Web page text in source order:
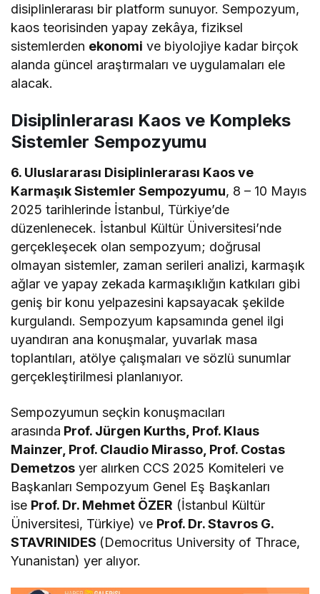
disiplinlerarası bir platform sunuyor. Sempozyum,
kaos teorisinden yapay zekâya, fiziksel
sistemlerden ekonomi ve biyolojiye kadar birçok
alanda güncel araştırmaları ve uygulamaları ele
alacak.
Disiplinlerarası Kaos ve Kompleks
Sistemler Sempozyumu
6. Uluslararası Disiplinlerarası Kaos ve
Karmaşık Sistemler Sempozyumu, 8 – 10 Mayıs
2025 tarihlerinde İstanbul, Türkiye’de
düzenlenecek. İstanbul Kültür Üniversitesi’nde
gerçekleşecek olan sempozyum; doğrusal
olmayan sistemler, zaman serileri analizi, karmaşık
ağlar ve yapay zekada karmaşıklığın katkıları gibi
geniş bir konu yelpazesini kapsayacak şekilde
kurgulandı. Sempozyum kapsamında genel ilgi
uyandıran ana konuşmalar, yuvarlak masa
toplantıları, atölye çalışmaları ve sözlü sunumlar
gerçekleştirilmesi planlanıyor.
Sempozyumun seçkin konuşmacıları
arasında Prof. Jürgen Kurths, Prof. Klaus
Mainzer, Prof. Claudio Mirasso, Prof. Costas
Demetzos yer alırken CCS 2025 Komiteleri ve
Başkanları Sempozyum Genel Eş Başkanları
ise Prof. Dr. Mehmet ÖZER (İstanbul Kültür
Üniversitesi, Türkiye) ve Prof. Dr. Stavros G.
STAVRINIDES (Democritus University of Thrace,
Yunanistan) yer alıyor.